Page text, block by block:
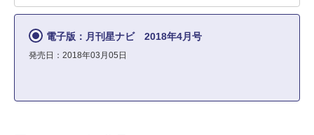
電子版：月刊星ナビ 2018年4月号
発売日：2018年03月05日